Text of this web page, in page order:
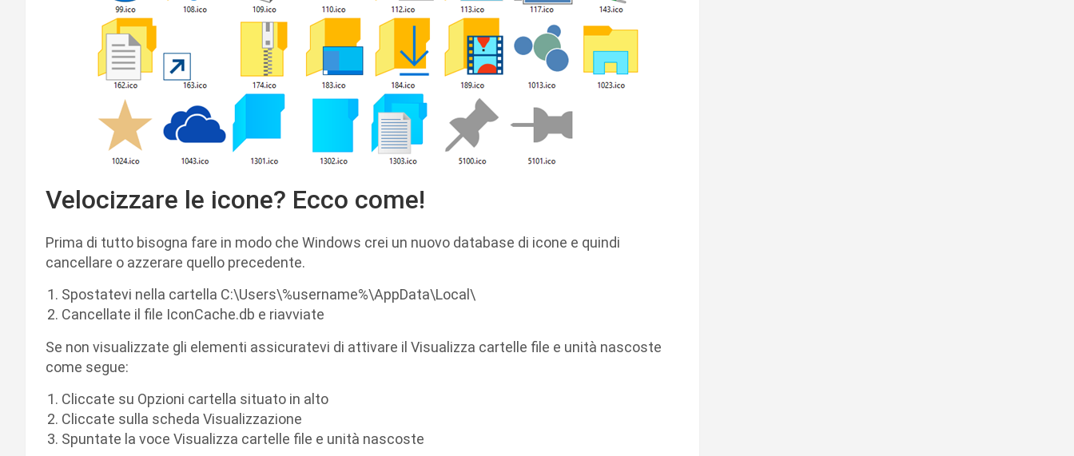
Velocizzare le icone? Ecco come!
Prima di tutto bisogna fare in modo che Windows crei un nuovo database di icone e quindi
cancellare o azzerare quello precedente.
Spostatevi nella cartella C:\Users\%username%\AppData\Local\
Cancellate il file IconCache.db e riavviate
Se non visualizzate gli elementi assicuratevi di attivare il Visualizza cartelle file e unità nascoste
come segue:
Cliccate su Opzioni cartella situato in alto
Cliccate sulla scheda Visualizzazione
Spuntate la voce Visualizza cartelle file e unità nascoste